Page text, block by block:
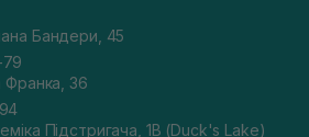
Бандери, 45
Франка, 36
Підстригача, 1В (Duck's Lake)